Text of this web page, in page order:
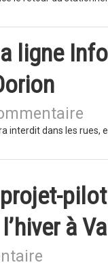
ligne
interdit dans les
à